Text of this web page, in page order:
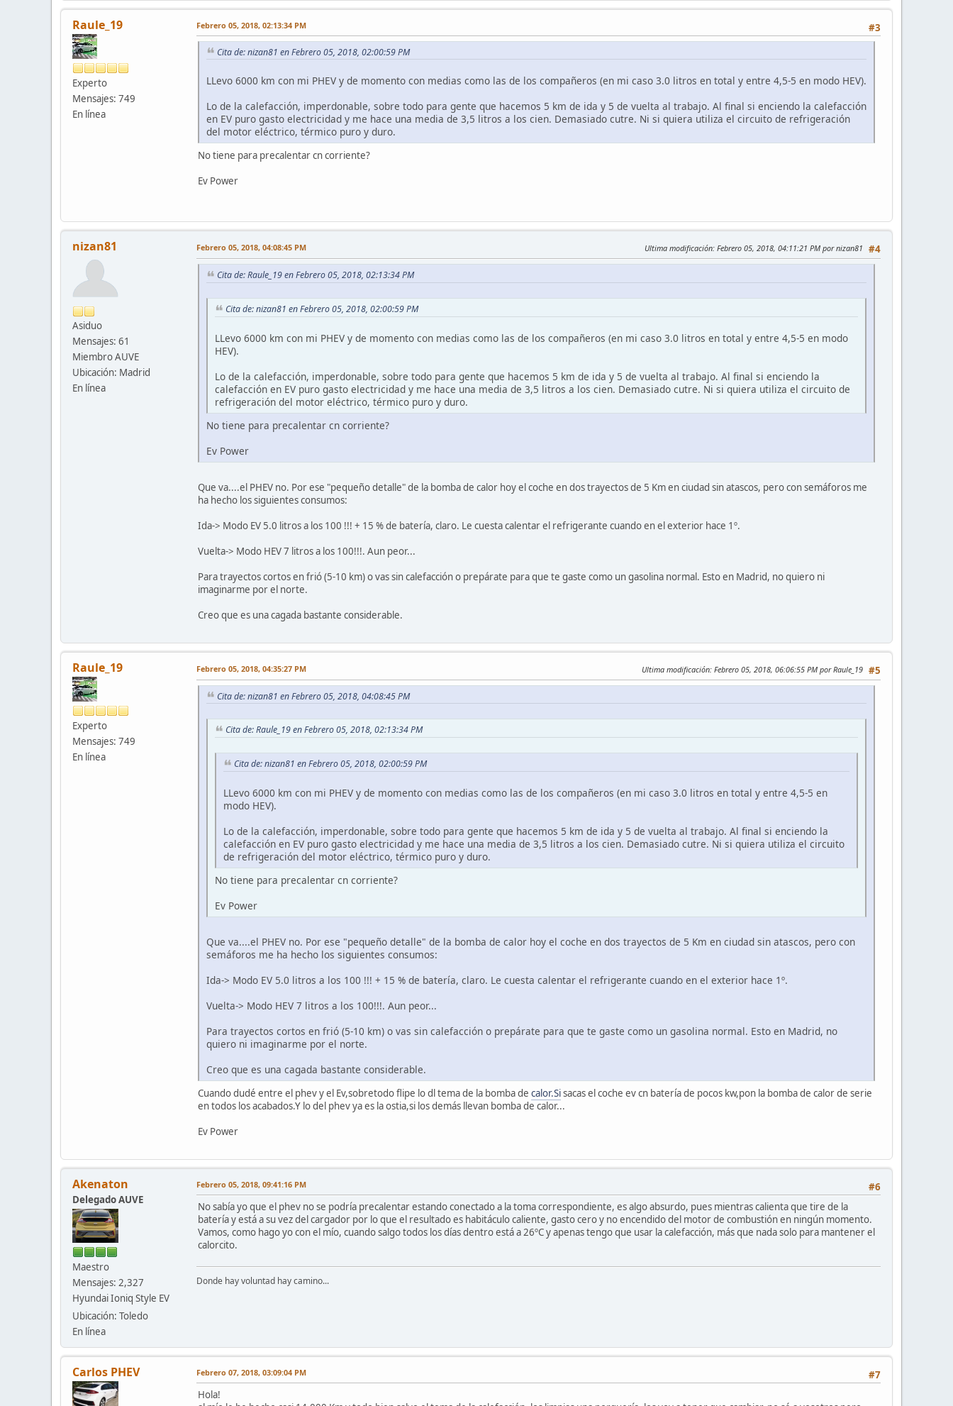
Raule_19
Experto
Mensajes: 749
En línea
#3
Febrero 05, 2018, 02:13:34 PM
Cita de: nizan81 en Febrero 05, 2018, 02:00:59 PM
LLevo 6000 km con mi PHEV y de momento con medias como las de los compañeros (en mi caso 3.0 litros en total y entre 4,5-5 en modo HEV).
Lo de la calefacción, imperdonable, sobre todo para gente que hacemos 5 km de ida y 5 de vuelta al trabajo. Al final si enciendo la calefacción
en EV puro gasto electricidad y me hace una media de 3,5 litros a los cien. Demasiado cutre. Ni si quiera utiliza el circuito de refrigeración
del motor eléctrico, térmico puro y duro.
No tiene para precalentar cn corriente?
Ev Power
nizan81
Asiduo
Mensajes: 61
Miembro AUVE
Ubicación: Madrid
En línea
#4
Febrero 05, 2018, 04:08:45 PM Ultima modificación: Febrero 05, 2018, 04:11:21 PM por nizan81
Cita de: Raule_19 en Febrero 05, 2018, 02:13:34 PM
Cita de: nizan81 en Febrero 05, 2018, 02:00:59 PM
LLevo 6000 km con mi PHEV y de momento con medias como las de los compañeros (en mi caso 3.0 litros en total y entre 4,5-5 en modo
HEV).
Lo de la calefacción, imperdonable, sobre todo para gente que hacemos 5 km de ida y 5 de vuelta al trabajo. Al final si enciendo la
calefacción en EV puro gasto electricidad y me hace una media de 3,5 litros a los cien. Demasiado cutre. Ni si quiera utiliza el circuito de
refrigeración del motor eléctrico, térmico puro y duro.
No tiene para precalentar cn corriente?
Ev Power
Que va....el PHEV no. Por ese "pequeño detalle" de la bomba de calor hoy el coche en dos trayectos de 5 Km en ciudad sin atascos, pero con semáforos me
ha hecho los siguientes consumos:
Ida-> Modo EV 5.0 litros a los 100 !!! + 15 % de batería, claro. Le cuesta calentar el refrigerante cuando en el exterior hace 1º.
Vuelta-> Modo HEV 7 litros a los 100!!!. Aun peor...
Para trayectos cortos en frió (5-10 km) o vas sin calefacción o prepárate para que te gaste como un gasolina normal. Esto en Madrid, no quiero ni
imaginarme por el norte.
Creo que es una cagada bastante considerable.
Raule_19
Experto
Mensajes: 749
En línea
#5
Febrero 05, 2018, 04:35:27 PM Ultima modificación: Febrero 05, 2018, 06:06:55 PM por Raule_19
Cita de: nizan81 en Febrero 05, 2018, 04:08:45 PM
Cita de: Raule_19 en Febrero 05, 2018, 02:13:34 PM
Cita de: nizan81 en Febrero 05, 2018, 02:00:59 PM
LLevo 6000 km con mi PHEV y de momento con medias como las de los compañeros (en mi caso 3.0 litros en total y entre 4,5-5 en
modo HEV).
Lo de la calefacción, imperdonable, sobre todo para gente que hacemos 5 km de ida y 5 de vuelta al trabajo. Al final si enciendo la
calefacción en EV puro gasto electricidad y me hace una media de 3,5 litros a los cien. Demasiado cutre. Ni si quiera utiliza el circuito
de refrigeración del motor eléctrico, térmico puro y duro.
No tiene para precalentar cn corriente?
Ev Power
Que va....el PHEV no. Por ese "pequeño detalle" de la bomba de calor hoy el coche en dos trayectos de 5 Km en ciudad sin atascos, pero con
semáforos me ha hecho los siguientes consumos:
Ida-> Modo EV 5.0 litros a los 100 !!! + 15 % de batería, claro. Le cuesta calentar el refrigerante cuando en el exterior hace 1º.
Vuelta-> Modo HEV 7 litros a los 100!!!. Aun peor...
Para trayectos cortos en frió (5-10 km) o vas sin calefacción o prepárate para que te gaste como un gasolina normal. Esto en Madrid, no
quiero ni imaginarme por el norte.
Creo que es una cagada bastante considerable.
Cuando dudé entre el phev y el Ev,sobretodo flipe lo dl tema de la bomba de calor.Sisacas el coche ev cn batería de pocos kw,pon la bomba de calor de serie
en todos los acabados.Y lo del phev ya es la ostia,si los demás llevan bomba de calor...
Ev Power
Akenaton
Delegado AUVE
Maestro
Mensajes: 2,327
Hyundai Ioniq Style EV
Ubicación: Toledo
En línea
#6
Febrero 05, 2018, 09:41:16 PM
No sabía yo que el phev no se podría precalentar estando conectado a la toma correspondiente, es algo absurdo, pues mientras calienta que tire de la
batería y está a su vez del cargador por lo que el resultado es habitáculo caliente, gasto cero y no encendido del motor de combustión en ningún momento.
Vamos, como hago yo con el mío, cuando salgo todos los días dentro está a 26ºC y apenas tengo que usar la calefacción, más que nada solo para mantener el
calorcito.
Donde hay voluntad hay camino...
Carlos PHEV #7
Febrero 07, 2018, 03:09:04 PM
Hola!